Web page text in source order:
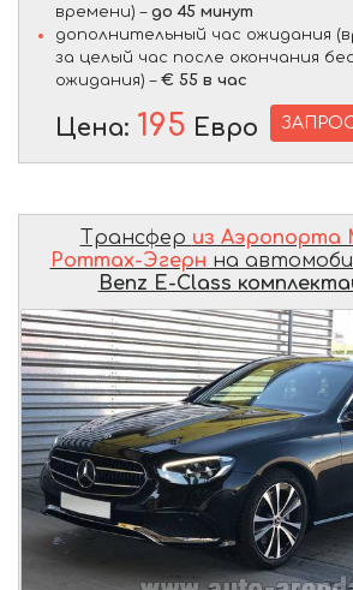
времени) – до 45 минут
дополнительный час ожидания
за целый час после окончания
ожидания) – € 55 в час
Цена: 195 Евро
Трансфер из Аэропорта
Роттах-Эгерн на
Benz E-Class